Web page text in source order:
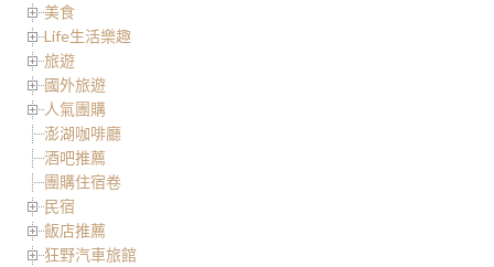
美食
Life生活樂趣
旅遊
國外旅遊
人氣團購
澎湖咖啡廳
酒吧推薦
團購住宿卷
民宿
飯店推薦
狂野汽車旅館